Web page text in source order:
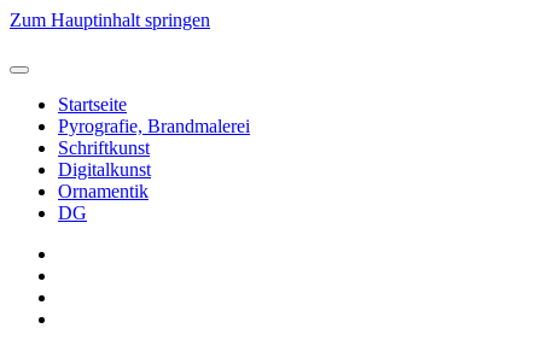
Zum Hauptinhalt springen
Startseite
Pyrografie, Brandmalerei
Schriftkunst
Digitalkunst
Ornamentik
DG